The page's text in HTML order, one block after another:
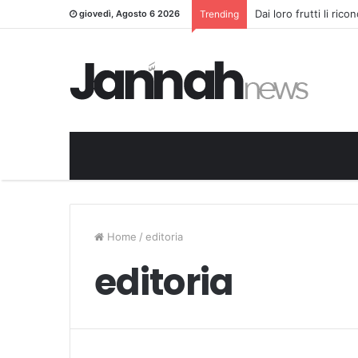
giovedì, Agosto 6 2026 Trending Dai loro frutti li
Home / editoria
editoria